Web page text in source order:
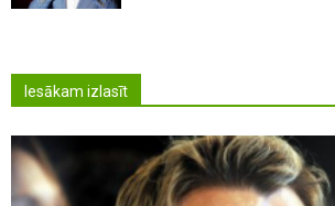
Iesākam izlasīt